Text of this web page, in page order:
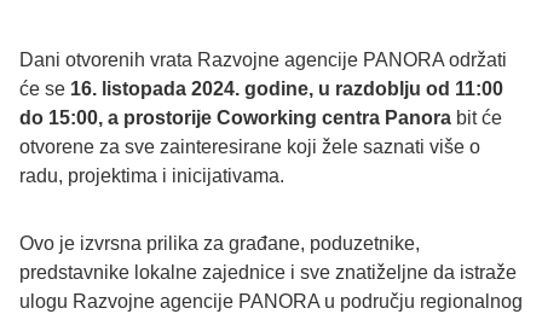
Dani otvorenih vrata Razvojne agencije PANORA održati
će se 16. listopada 2024. godine, u razdoblju od 11:00
do 15:00, a prostorije Coworking centra Panora bit će
otvorene za sve zainteresirane koji žele saznati više o
radu, projektima i inicijativama.
Ovo je izvrsna prilika za građane, poduzetnike,
predstavnike lokalne zajednice i sve znatiželjne da istraže
ulogu Razvojne agencije PANORA u području regionalnog